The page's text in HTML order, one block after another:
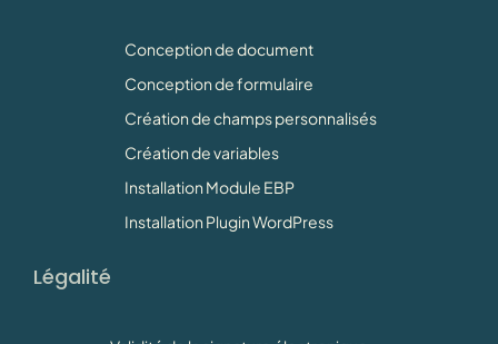
Conception de document
Conception de formulaire
Création de champs personnalisés
Création de variables
Installation Module EBP
Installation Plugin WordPress
Légalité